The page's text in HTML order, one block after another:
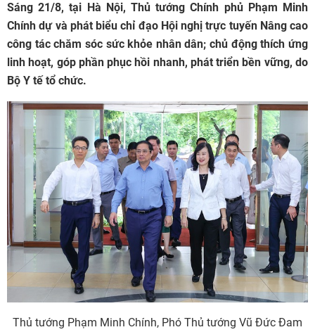
Sáng 21/8, tại Hà Nội, Thủ tướng Chính phủ Phạm Minh
Chính dự và phát biểu chỉ đạo Hội nghị trực tuyến Nâng cao
công tác chăm sóc sức khỏe nhân dân; chủ động thích ứng
linh hoạt, góp phần phục hồi nhanh, phát triển bền vững, do
Bộ Y tế tổ chức.
Thủ tướng Phạm Minh Chính, Phó Thủ tướng Vũ Đức Đam